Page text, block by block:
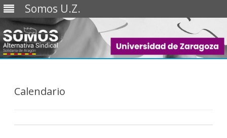
Somos U.Z.
Saltar
Calendario